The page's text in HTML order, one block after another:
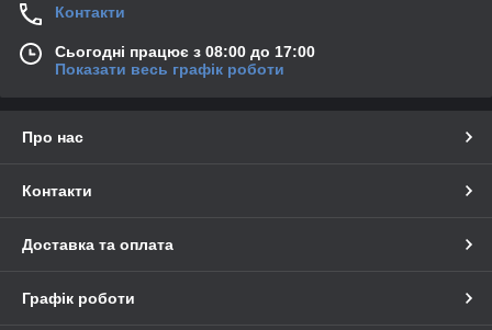
Контакти
Сьогодні працює з 08:00 до 17:00
Показати весь графік роботи
Про нас
Контакти
Доставка та оплата
Графік роботи